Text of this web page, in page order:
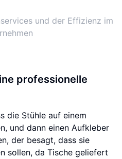
und der Effizienz im
professionelle
die Stühle auf einem
und dann einen Aufkleber
der besagt, dass sie
sollen, da Tische geliefert